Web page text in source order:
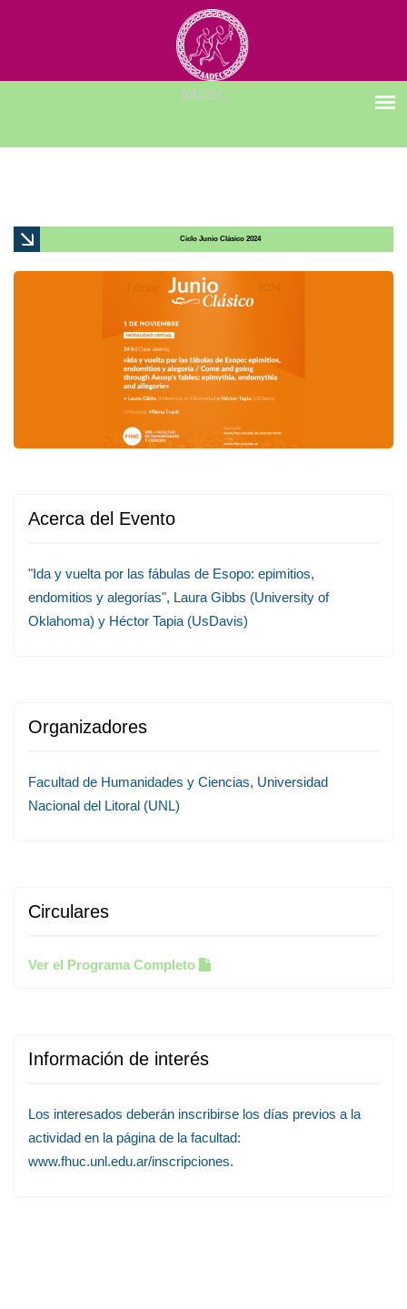
Ciclo Junio Clásico 2024
Acerca del Evento
"Ida y vuelta por las fábulas de Esopo: epimitios,
endomitios y alegorías", Laura Gibbs (University of
Oklahoma) y Héctor Tapia (UsDavis)
Organizadores
Facultad de Humanidades y Ciencias, Universidad
Nacional del Litoral (UNL)
Circulares
Ver el Programa Completo
Información de interés
Los interesados deberán inscribirse los días previos a la
actividad en la página de la facultad:
www.fhuc.unl.edu.ar/inscripciones.